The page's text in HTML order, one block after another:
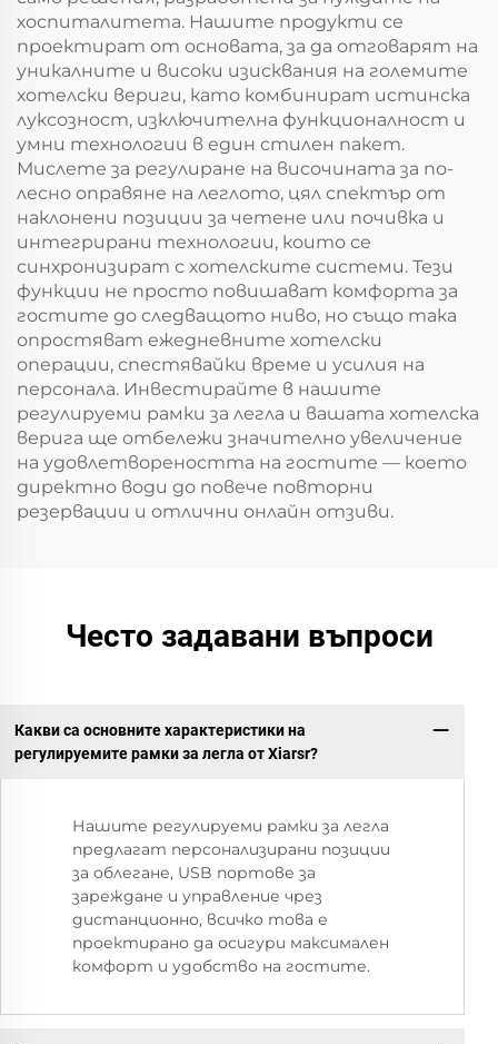
хоспиталитета. Нашите продукти се
проектират от основата, за да отговарят на
уникалните и високи изисквания на големите
хотелски вериги, като комбинират истинска
луксозност, изключителна функционалност и
умни технологии в един стилен пакет.
Мислете за регулиране на височината за по-
лесно оправяне на леглото, цял спектър от
наклонени позиции за четене или почивка и
интегрирани технологии, които се
синхронизират с хотелските системи. Тези
функции не просто повишават комфортa за
гостите до следващото ниво, но също така
опростяват ежедневните хотелски
операции, спестявайки време и усилия на
персонала. Инвестирайте в нашите
регулируеми рамки за легла и вашата хотелска
верига ще отбележи значително увеличение
на удовлетвореността на гостите — което
директно води до повече повторни
резервации и отлични онлайн отзиви.
Често задавани въпроси
Какви са основните характеристики на
регулируемите рамки за легла от Xiarsr?
Нашите регулируеми рамки за легла
предлагат персонализирани позиции
за облегане, USB портове за
зареждане и управление чрез
дистанционно, всичко това е
проектирано да осигури максимален
комфорт и удобство на гостите.